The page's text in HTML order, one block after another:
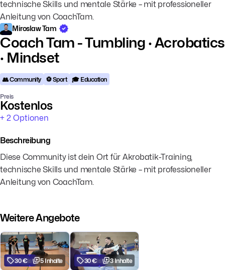
technische Skills und mentale Stärke – mit professioneller
Anleitung von CoachTam.
Miroslaw Tam
Coach Tam - Tumbling · Acrobatics
· Mindset
👥 Community ⚽️ Sport 🎓 Education
Preis
Kostenlos
+ 2 Optionen
Beschreibung
Diese Community ist dein Ort für Akrobatik-Training,
technische Skills und mentale Stärke – mit professioneller
Anleitung von CoachTam.
Weitere Angebote
Playlist
30 € 5 Inhalte Playlist
30 € 3 Inhalte